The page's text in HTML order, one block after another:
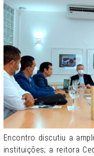
Encontro discutiu a
instituições; a reitora